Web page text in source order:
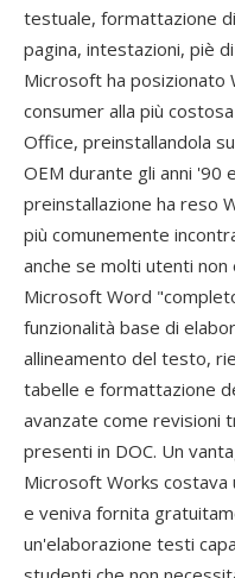
testuale, formattazione
pagina, intestazioni, piè
Microsoft ha posizionato
consumer alla più
Office, preinstallandola
OEM durante gli anni '90
preinstallazione ha reso
più comunemente
anche se molti utenti non
Microsoft Word
funzionalità base di
allineamento del testo,
tabelle e formattazione
avanzate come revisioni
presenti in DOC. Un
Microsoft Works
e veniva fornita
un'elaborazione testi